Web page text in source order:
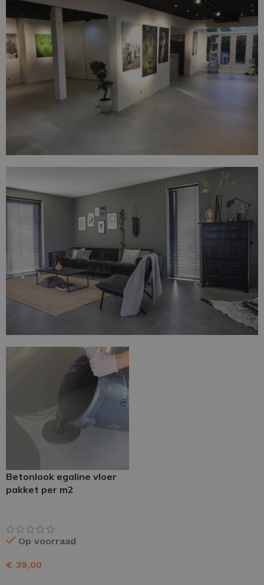
Betonlook egaline vloer
pakket per m2
Op voorraad
€ 39,00